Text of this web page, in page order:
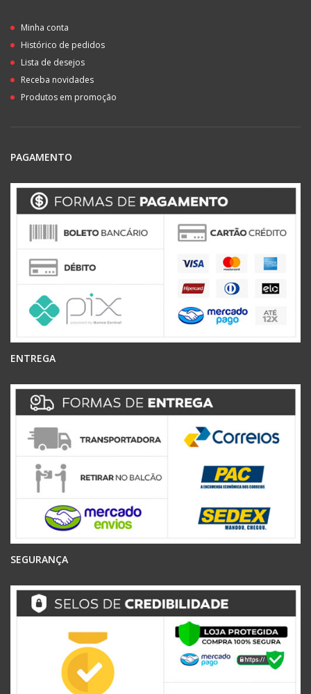
Minha conta
Histórico de pedidos
Lista de desejos
Receba novidades
Produtos em promoção
PAGAMENTO
ENTREGA
SEGURANÇA